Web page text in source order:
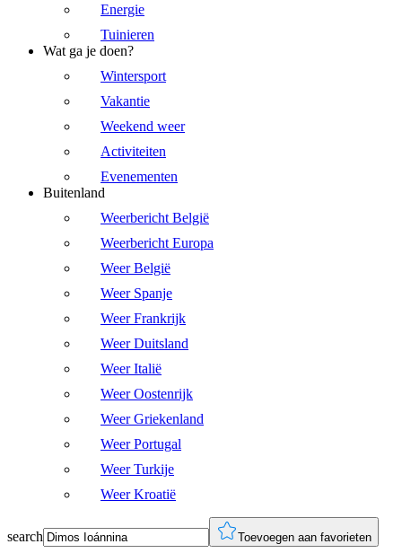
Energie
Tuinieren
Wat ga je doen?
Wintersport
Vakantie
Weekend weer
Activiteiten
Evenementen
Buitenland
Weerbericht België
Weerbericht Europa
Weer België
Weer Spanje
Weer Frankrijk
Weer Duitsland
Weer Italië
Weer Oostenrijk
Weer Griekenland
Weer Portugal
Weer Turkije
Weer Kroatië
search Toevoegen aan favorieten